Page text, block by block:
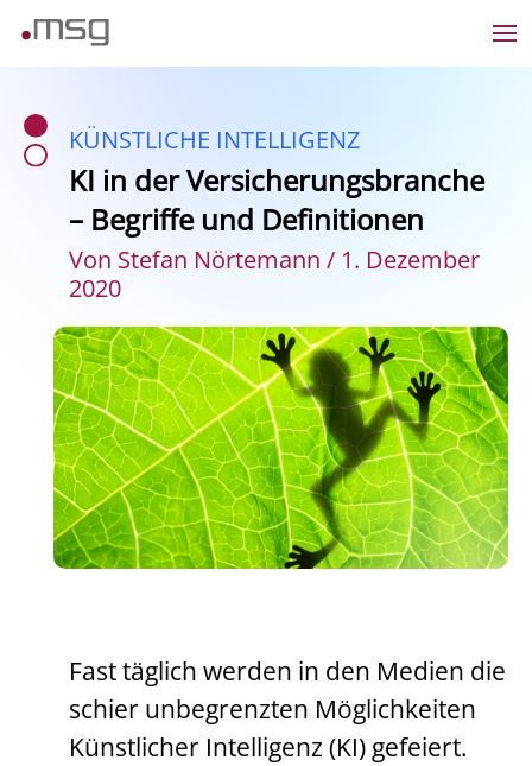
KÜNSTLICHE INTELLIGENZ
KI in der Versicherungsbranche
– Begriffe und Definitionen
Von Stefan Nörtemann / 1. Dezember
2020
Fast täglich werden in den Medien die
schier unbegrenzten Möglichkeiten
Künstlicher Intelligenz (KI) gefeiert.